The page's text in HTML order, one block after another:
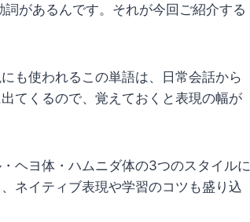
があるんです。それが今回ご紹介する
も使われるこの単語は、日常会話から
てくるので、覚えておくと表現の幅が
ヘヨ体・ハムニダ体の3つのスタイルに
ネイティブ表現や学習のコツも盛り込